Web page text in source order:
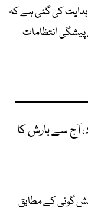
ہدایت کی گئی ہے کہ
انتظامات
آج سے بارش کا
گوئی کے مطابق